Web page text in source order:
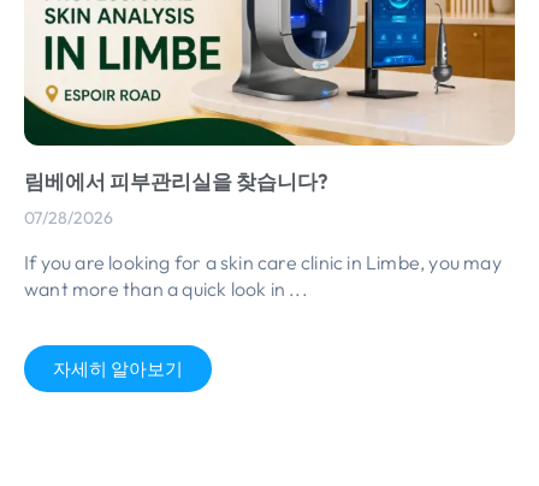
림베에서 피부관리실을 찾습니다?
07/28/2026
If you are looking for a skin care clinic in Limbe,you may
want more than a quick look in ...
자세히 알아보기